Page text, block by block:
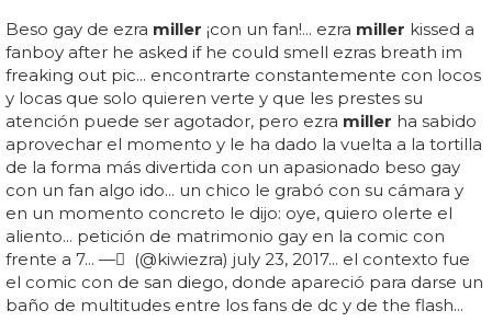
Beso gay de ezra miller ¡con un fan!... ezra miller kissed a
fanboy after he asked if he could smell ezras breath im
freaking out pic... encontrarte constantemente con locos
y locas que solo quieren verte y que les prestes su
atención puede ser agotador, pero ezra miller ha sabido
aprovechar el momento y le ha dado la vuelta a la tortilla
de la forma más divertida con un apasionado beso gay
con un fan algo ido... un chico le grabó con su cámara y
en un momento concreto le dijo: oye, quiero olerte el
aliento... petición de matrimonio gay en la comic con
frente a 7... — ً (@kiwiezra) july 23, 2017... el contexto fue
el comic con de san diego, donde apareció para darse un
baño de multitudes entre los fans de dc y de the flash...